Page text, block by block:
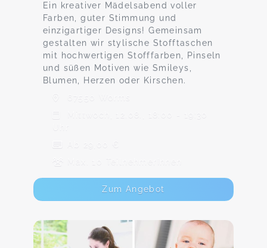
Ein kreativer Mädelsabend voller
Farben, guter Stimmung und
einzigartiger Designs! Gemeinsam
gestalten wir stylische Stofftaschen
mit hochwertigen Stofffarben, Pinseln
und süßen Motiven wie Smileys,
Blumen, Herzen oder Kirschen.
67550 Worms
Mittwoch, 12.08., 18:00 - 19:30
Ab 29,00 €
Max. 10 TeilnehmerInnen
Zum Angebot